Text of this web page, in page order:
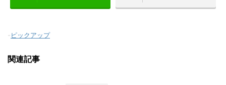
-ピックアップ
関連記事